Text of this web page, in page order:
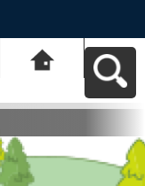
ットへ戻る